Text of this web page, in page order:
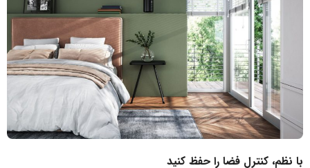
با نظم، کنترل فضا را حفظ کنید